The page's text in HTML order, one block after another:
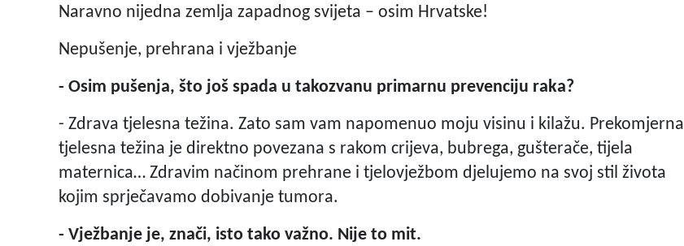
Naravno nijedna zemlja zapadnog svijeta – osim Hrvatske!
Nepušenje, prehrana i vježbanje
- Osim pušenja, što još spada u takozvanu primarnu prevenciju raka?
- Zdrava tjelesna težina. Zato sam vam napomenuo moju visinu i kilažu. Prekomjerna
tjelesna težina je direktno povezana s rakom crijeva, bubrega, gušterače, tijela
maternica… Zdravim načinom prehrane i tjelovježbom djelujemo na svoj stil života
kojim sprječavamo dobivanje tumora.
- Vježbanje je, znači, isto tako važno. Nije to mit.